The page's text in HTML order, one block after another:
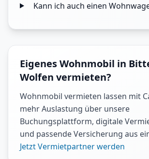
Kann ich auch einen
Eigenes Wohnmobil in
Wolfen vermieten?
Wohnmobil vermieten lassen mit
mehr Auslastung über unsere
Buchungsplattform, digitale
und passende Versicherung aus
Jetzt Vermietpartner werden